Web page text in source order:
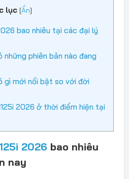
lục [Ẩn]
bao nhiêu tại các đại lý
những phiên bản nào đang
gì mới nổi bật so với đời
2026 ở thời điểm hiện tại
2026 bao nhiêu
nay